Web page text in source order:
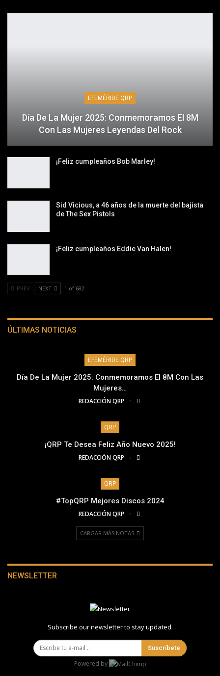
EFEMÉRIDE QRP
Día De La Mujer 2025: Conmemoramos El 8M
Con Las Mujeres Leyendas Del Rock
¡Feliz cumpleaños Bob Marley!
Sid Vicious, a 46 años de la muerte del bajista
de The Sex Pistols
¡Feliz cumpleaños Eddie Van Halen!
PREV NEXT 1 of 682
ÚLTIMAS NOTICIAS
EFEMÉRIDE QRP
Día De La Mujer 2025: Conmemoramos El 8M Con Las
Mujeres…
REDACCIÓN QRP
QRP
¡QRP Te Desea Feliz Año Nuevo 2025!
REDACCIÓN QRP
QRP
#TopQRP Mejores Discos 2024
REDACCIÓN QRP
CARGAR MÁS NOTAS
NEWSLETTER
Subscribe our newsletter to stay updated.
Suscríbete
Powered by